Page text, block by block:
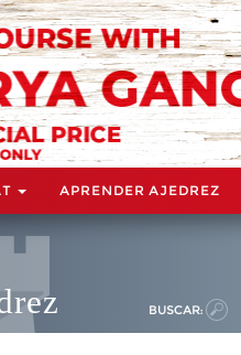
APRENDER AJEDREZ
BUSCAR: